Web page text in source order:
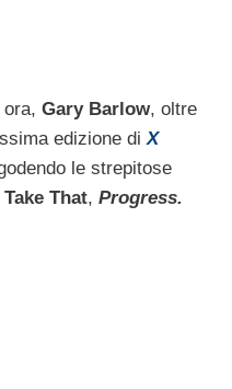
Gary Barlow, oltre
edizione diX
le strepitose
Take That, Progress.